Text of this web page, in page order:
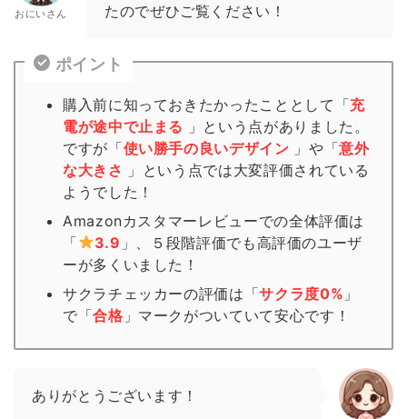
おにいさん
たのでぜひご覧ください！
ポイント
購入前に知っておきたかったこととして「充
電が途中で止まる
」という点がありました。
ですが「使い勝手の良いデザイン 」や「意外
な大きさ
」という点では大変評価されている
ようでした！
Amazonカスタマーレビューでの全体評価は
「
3.9 」、５段階評価でも高評価のユーザ
ーが多くいました！
サクラチェッカーの評価は「サクラ度0% 」
で「合格 」 マーク がついていて安心です！
ありがとうございます！